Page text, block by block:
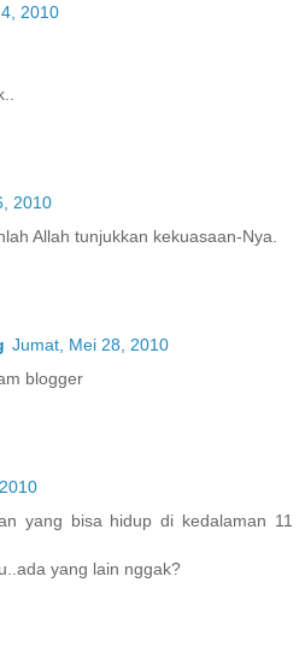
2010
2010
Allah tunjukkan kekuasaan-Nya.
Jumat, Mei 28, 2010
blogger
yang bisa hidup di kedalaman 11
yang lain nggak?